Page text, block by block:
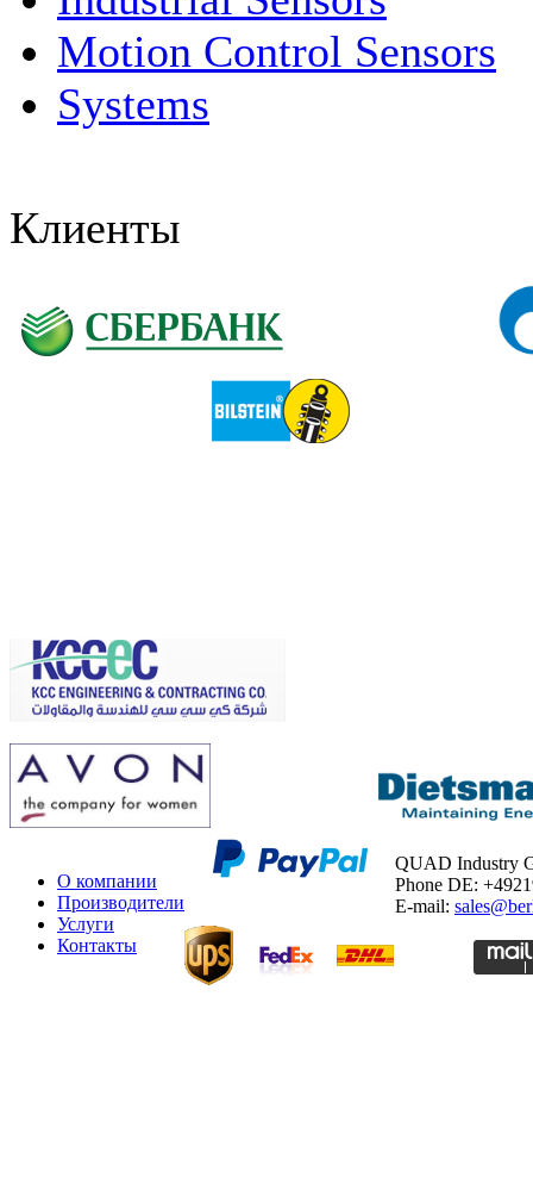
Motion Control Sensors
Systems
Клиенты
О компании
Производители
Услуги
Контакты
QUAD Industry
Phone DE:
E-mail: